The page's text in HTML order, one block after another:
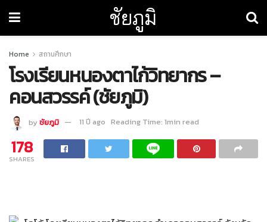
ชัยภูมิ
Home สถานศึกษา
โรงเรียนหนองตาไก้วิทยากร –
คอนสวรรค์ (ชัยภูมิ)
by ชัยภูมิ 11 ปี ago Reading Time: 1min read
178
SHARES